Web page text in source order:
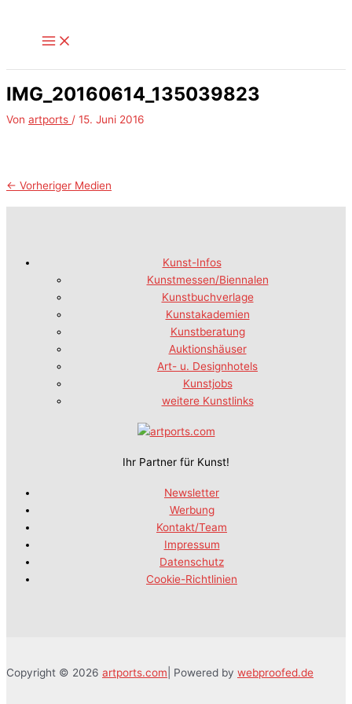
springen
IMG_20160614_135039823
Von artports / 15. Juni 2016
← Vorheriger Medien
Kunst-Infos
Kunstmessen/Biennalen
Kunstbuchverlage
Kunstakademien
Kunstberatung
Auktionshäuser
Art- u. Designhotels
Kunstjobs
weitere Kunstlinks
Ihr Partner für Kunst!
Newsletter
Werbung
Kontakt/Team
Impressum
Datenschutz
Cookie-Richtlinien
Copyright © 2026 artports.com | Powered by webproofed.de